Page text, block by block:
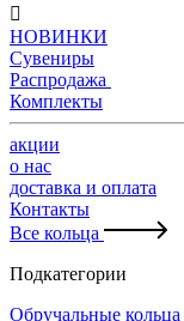

НОВИНКИ
Сувениры
Распродажа
Комплекты
акции
о нас
доставка и оплата
Контакты
Все кольца
Подкатегории
Обручальные кольца